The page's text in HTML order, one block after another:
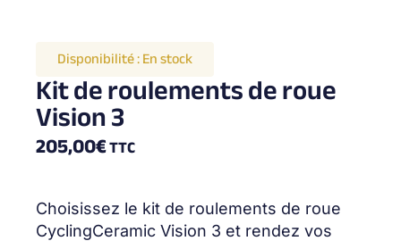
Disponibilité :En stock
Kit de roulements de roue
Vision 3
205,00€TTC
Choisissez le kit de roulements de roue
CyclingCeramic Vision 3 et rendez vos